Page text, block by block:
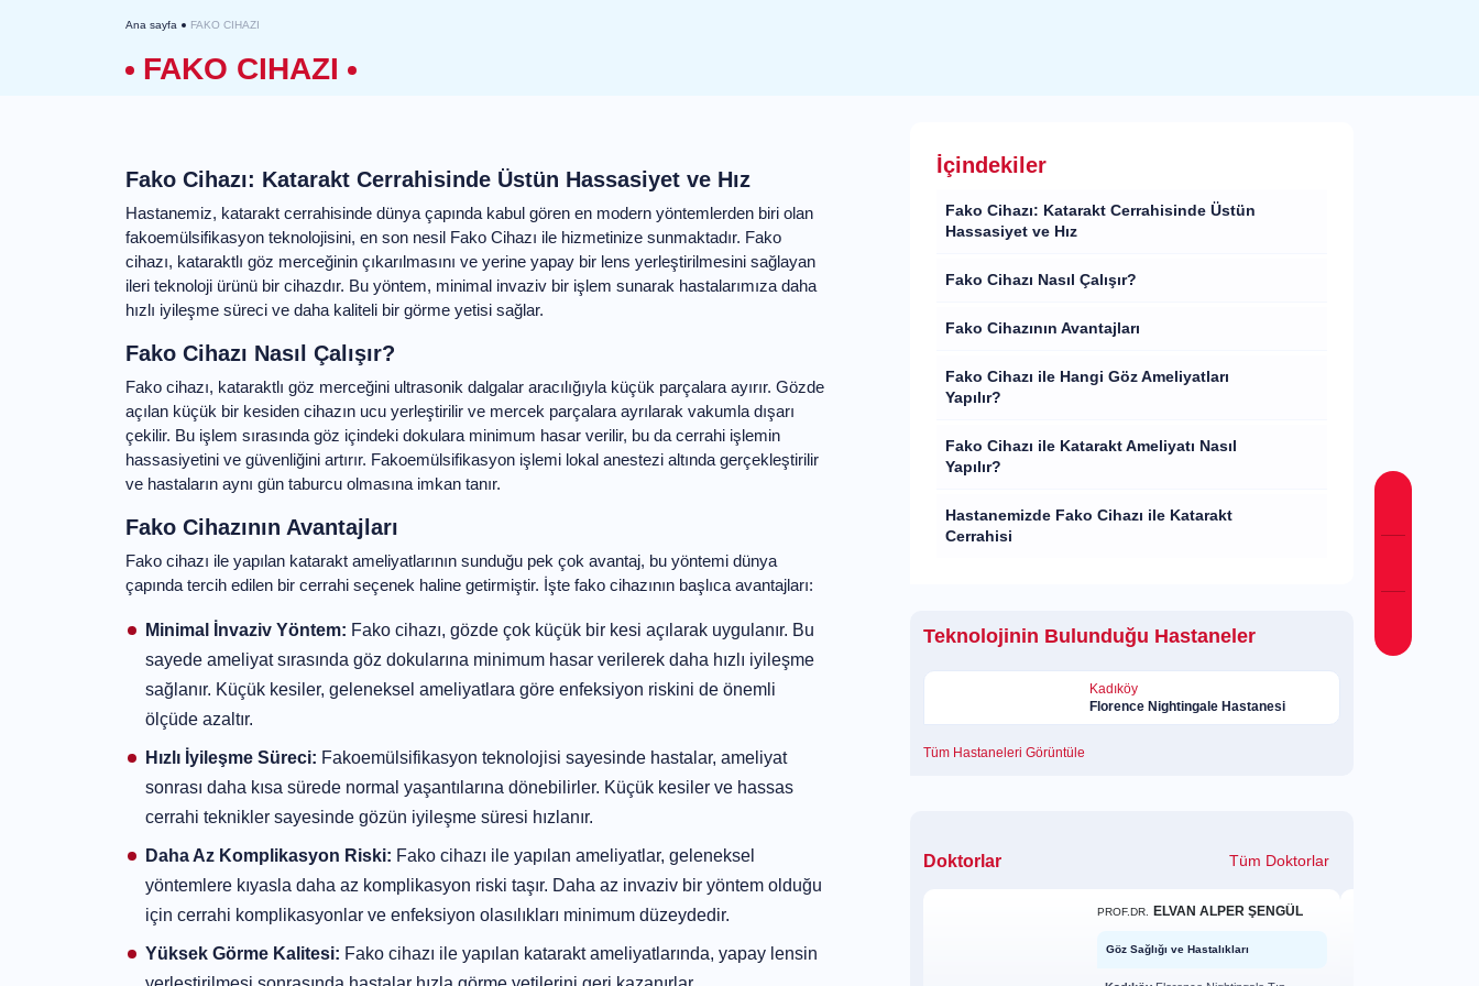
Ana sayfa FAKO CIHAZI
FAKO CIHAZI
Fako Cihazı: Katarakt Cerrahisinde Üstün Hassasiyet ve Hız
Hastanemiz, katarakt cerrahisinde dünya çapında kabul gören en modern
yöntemlerden biri olan fakoemülsifikasyon teknolojisini, en son nesil Fako Cihazı ile
hizmetinize sunmaktadır. Fako cihazı, kataraktlı göz merceğinin çıkarılmasını ve
yerine yapay bir lens yerleştirilmesini sağlayan ileri teknoloji ürünü bir cihazdır. Bu
yöntem, minimal invaziv bir işlem sunarak hastalarımıza daha hızlı iyileşme süreci ve
Fako Cihazı Nasıl Çalışır?
Fako cihazı, kataraktlı göz merceğini ultrasonik dalgalar aracılığıyla küçük parçalara
ayırır. Gözde açılan küçük bir kesiden cihazın ucu yerleştirilir ve mercek parçalara
ayrılarak vakumla dışarı çekilir. Bu işlem sırasında göz içindeki dokulara minimum
hasar verilir, bu da cerrahi işlemin hassasiyetini ve güvenliğini artırır.
gün taburcu olmasına imkan tanır.
Fako Cihazının Avantajları
dünya çapında tercih edilen bir cerrahi seçenek haline getirmiştir. İşte fako cihazının
başlıca avantajları:
Minimal İnvaziv Yöntem:Fako cihazı, gözde çok küçük bir kesi açılarak
uygulanır. Bu sayede ameliyat sırasında göz dokularına minimum hasar
verilerek daha hızlı iyileşme sağlanır. Küçük kesiler, geleneksel ameliyatlara
göre enfeksiyon riskini de önemli ölçüde azaltır.
Hızlı İyileşme Süreci:Fakoemülsifikasyon teknolojisi sayesinde hastalar,
ameliyat sonrası daha kısa sürede normal yaşantılarına dönebilirler. Küçük
kesiler ve hassas cerrahi teknikler sayesinde gözün iyileşme süresi hızlanır.
Daha Az Komplikasyon Riski:Fako cihazı ile yapılan ameliyatlar, geleneksel
yöntemlere kıyasla daha az komplikasyon riski taşır. Daha az invaziv bir
İçindekiler
Fako Cihazı: Katarakt Cerrahisinde Üstün
Hassasiyet ve Hız
Fako Cihazı Nasıl Çalışır?
Fako Cihazının Avantajları
Fako Cihazı ile Hangi Göz Ameliyatları
Yapılır?
Fako Cihazı ile Katarakt Ameliyatı Nasıl
Yapılır?
Hastanemizde Fako Cihazı ile Katarakt
Cerrahisi
Teknolojinin Bulunduğu Hastaneler
Kadıköy
Florence Nightingale Hastanesi
Tüm Hastaneleri Görüntüle
Doktorlar Tüm Doktorlar
PROF.DR. ELVAN ALPER ŞENGÜL
Göz Sağlığı ve Hastalıkları